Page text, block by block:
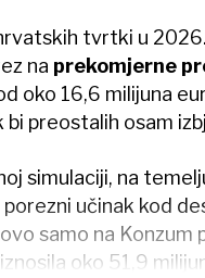
tvrtki u
na prekomjerne
oko 16,6 milijuna
bi preostalih osam
simulaciji, na
učinak kod
samo na Konzum
oko 51,9